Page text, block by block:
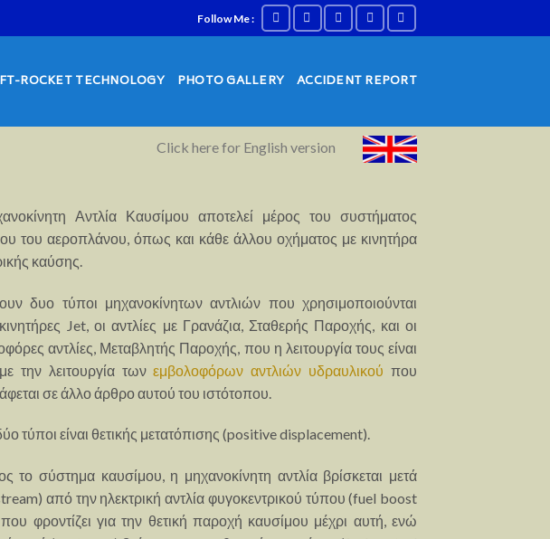
Follow Me :
ROCKET TECHNOLOGY PHOTO GALLERY ACCIDENT REPORT
Click here for English version
Αντλία Καυσίμου αποτελεί μέρος του συστήματος
του αεροπλάνου, όπως και κάθε άλλου οχήματος με κινητήρα
καύσης.
δυο τύποι μηχανοκίνητων αντλιών που χρησιμοποιούνται
Jet, οι αντλίες με Γρανάζια, Σταθερής Παροχής, και οι
αντλίες, Μεταβλητής Παροχής, που η λειτουργία τους είναι
την λειτουργία τωνεμβολοφόρων αντλιών υδραυλικού που
σε άλλο άρθρο αυτού του ιστότοπου.
τύποι είναι θετικής μετατόπισης (positive displacement).
το σύστημα καυσίμου, η μηχανοκίνητη αντλία βρίσκεται μετά
από την ηλεκτρική αντλία φυγοκεντρικού τύπου (fuel boost
φροντίζει για την θετική παροχή καυσίμου μέχρι αυτή, ενώ